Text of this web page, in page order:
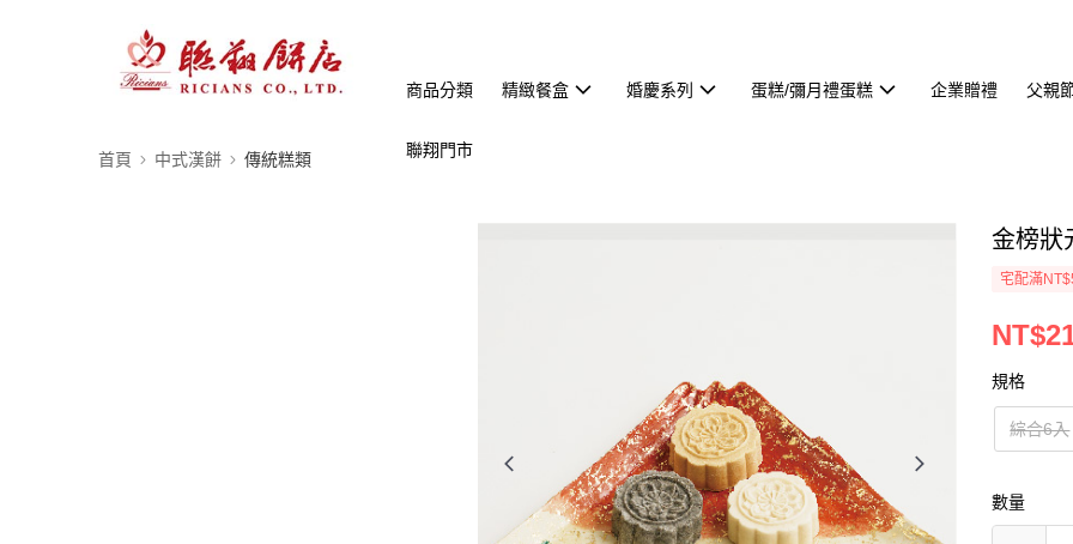
商品分類 精緻餐盒 婚慶系列 蛋糕/彌月禮蛋糕 企業贈禮 父親
聯翔門市
首頁 中式漢餅 傳統糕類
金榜狀
宅配滿
規格
綜合6入
數量